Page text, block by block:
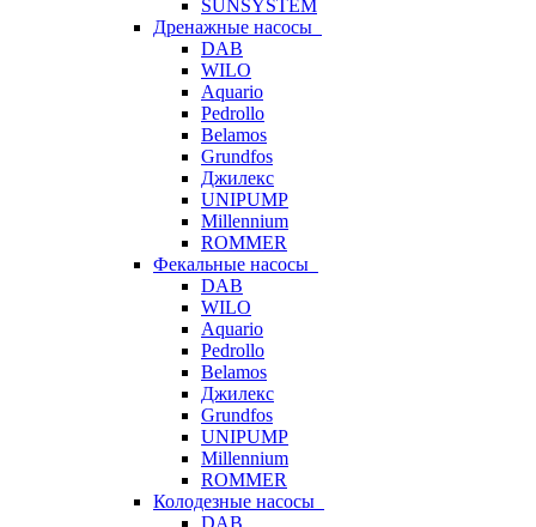
SUNSYSTEM
Дренажные насосы
DAB
WILO
Aquario
Pedrollo
Belamos
Grundfos
Джилекс
UNIPUMP
Millennium
ROMMER
Фекальные насосы
DAB
WILO
Aquario
Pedrollo
Belamos
Джилекс
Grundfos
UNIPUMP
Millennium
ROMMER
Колодезные насосы
DAB